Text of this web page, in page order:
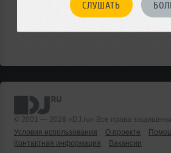
СЛУШАТЬ
© 2001 — 2026 «DJ.ru» Все права
Условия использования
О проекте
Контактная информация
Вакансии